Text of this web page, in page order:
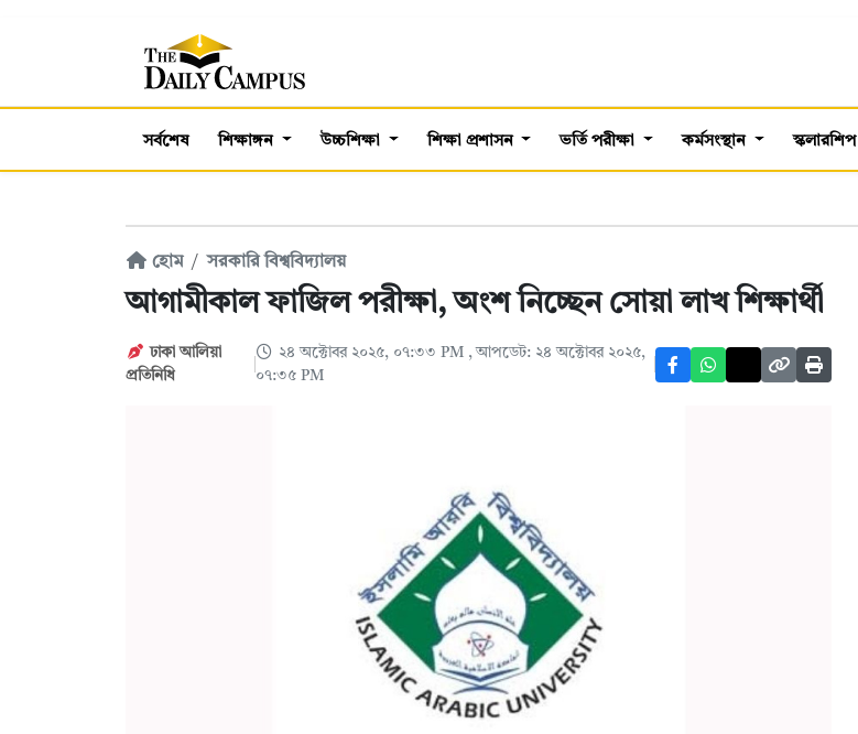
সর্বশেষ শিক্ষাঙ্গন উচ্চশিক্ষা শিক্ষা প্রশাসন ভর্তি পরীক্ষা কর্মসংস্থান স্কলারশিপ
হোম সরকারি বিশ্ববিদ্যালয়
আগামীকাল ফাজিল পরীক্ষা, অংশ নিচ্ছেন সোয়া লাখ শিক্ষার্থী
ঢাকা আলিয়া
প্রতিনিধি
২৪ অক্টোবর ২০২৫, ০৭:৩৩ PM , আপডেট: ২৪ অক্টোবর ২০২৫,
০৭:৩৫ PM